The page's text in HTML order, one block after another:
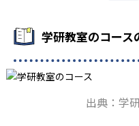
学研教室の先生は、研修
鑽している。「子どもた
きる力を」という理念の
ており、生徒それぞれの
導により生徒の「やる気
学研教室のコース
出典：学